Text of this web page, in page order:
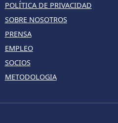
POLÍTICA DE PRIVACIDAD
SOBRE NOSOTROS
PRENSA
EMPLEO
SOCIOS
METODOLOGIA